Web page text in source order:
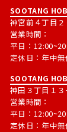
SOOTANG
神宮前４丁目
営業時間：
平日：
定休日：年中無
SOOTANG
神田３丁目１
営業時間：
平日：
定休日：年中無